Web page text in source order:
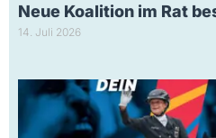
Neue Koalition im Rat
14. Juli 2026